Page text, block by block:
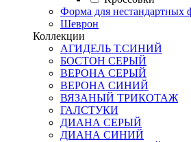
Форма для нестандартных
Шеврон
Коллекции
АГИДЕЛЬ Т.СИНИЙ
БОСТОН СЕРЫЙ
ВЕРОНА СЕРЫЙ
ВЕРОНА СИНИЙ
ВЯЗАНЫЙ ТРИКОТАЖ
ГАЛСТУКИ
ДИАНА СЕРЫЙ
ДИАНА СИНИЙ